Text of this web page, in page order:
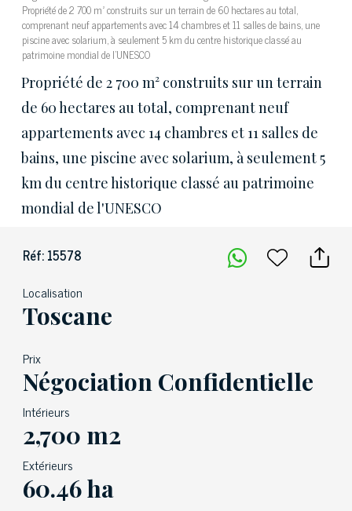
Propriété de 2 700 m² construits sur un terrain de 60 hectares au total,
comprenant neuf appartements avec 14 chambres et 11 salles de bains, une
piscine avec solarium, à seulement 5 km du centre historique classé au
patrimoine mondial de l'UNESCO
Propriété de 2 700 m² construits sur un terrain
de 60 hectares au total, comprenant neuf
appartements avec 14 chambres et 11 salles de
bains, une piscine avec solarium, à seulement 5
km du centre historique classé au patrimoine
mondial de l'UNESCO
Réf: 15578
Localisation
Toscane
Prix
Négociation Confidentielle
Intérieurs
2,700 m2
Extérieurs
60.46 ha